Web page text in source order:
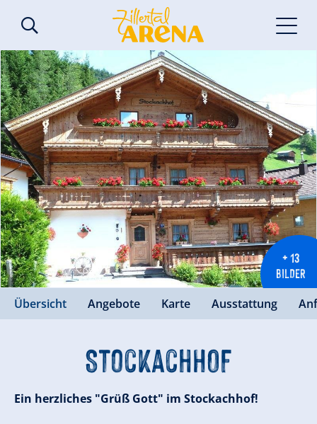
+ 13
BILDER
Übersicht Angebote Karte Ausstattung
StockachHOF
Ein herzliches "Grüß Gott" im Stockachhof!